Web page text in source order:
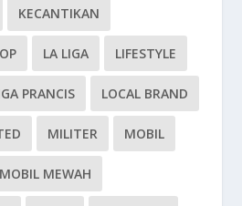
KECANTIKAN
LA LIGA LIFESTYLE
PRANCIS LOCAL BRAND
MILITER MOBIL
MOBIL MEWAH